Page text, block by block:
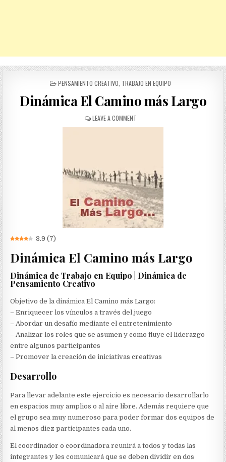
POSTED
PENSAMIENTO CREATIVO TRABAJO EN EQUIPO
Dinámica El Camino más Largo
LEAVE A COMMENTON
DINÁMICA
3.9 (7)
Dinámica El Camino más Largo
Dinámica de Trabajo en Equipo | Dinámica de
Pensamiento Creativo
Objetivo de la dinámica El Camino más Largo:
– Enriquecer los vínculos a través del juego
– Abordar un desafío mediante el entretenimiento
– Analizar los roles que se asumen y como fluye el liderazgo
entre algunos participantes
– Promover la creación de iniciativas creativas
Desarrollo
Para llevar adelante este ejercicio es necesario desarrollarlo
en espacios muy amplios o al aire libre. Además requiere que
el grupo sea muy numeroso para poder formar dos equipos de
al menos diez participantes cada uno.
El coordinador o coordinadora reunirá a todos y todas las
integrantes y les comunicará que se deben dividir en dos